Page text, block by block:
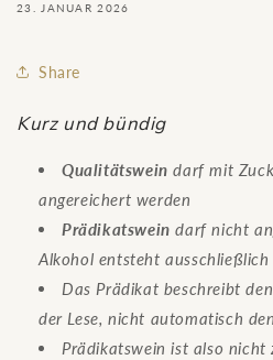
23. JANUAR 2026
Share
Kurz und bündig
Qualitätswein darf mit
angereichert werden
Prädikatswein darf nicht
Alkohol entsteht
Das Prädikat beschreibt
der Lese, nicht automatisch
Prädikatswein ist also nicht